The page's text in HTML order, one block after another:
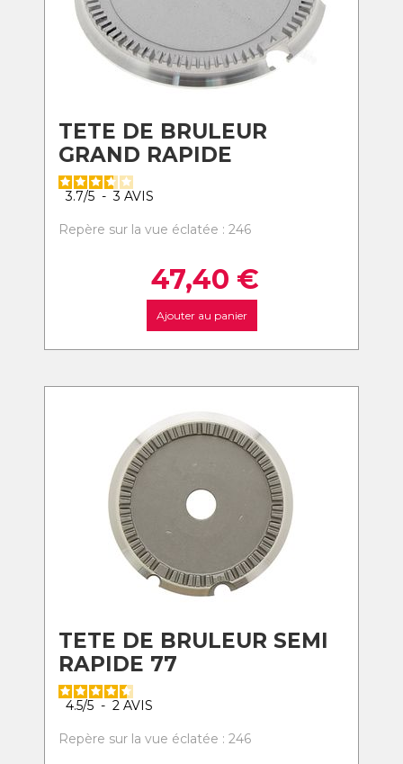
TETE DE BRULEUR
GRAND RAPIDE
3.7/5 - 3 AVIS
Repère sur la vue éclatée : 246
47,40 €
Ajouter au panier
TETE DE BRULEUR SEMI
RAPIDE 77
4.5/5 - 2 AVIS
Repère sur la vue éclatée : 246